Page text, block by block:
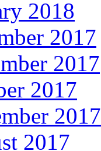
2018
2017
2017
2017
2017
2017